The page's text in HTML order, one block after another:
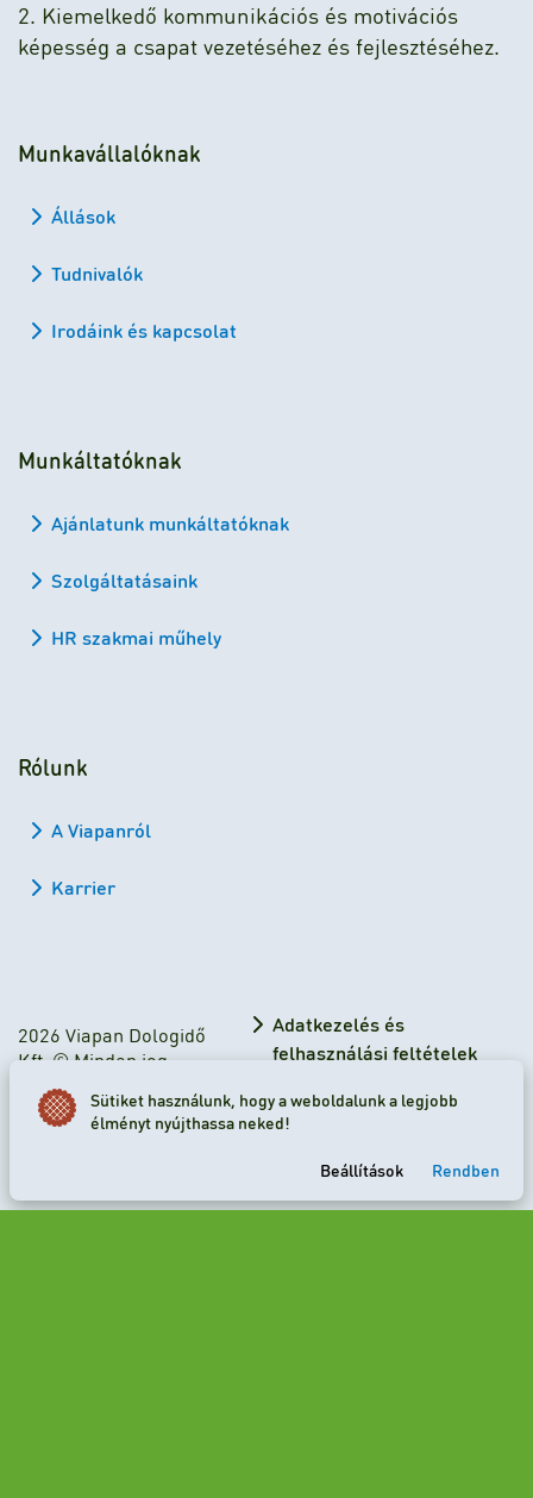
2. Kiemelkedő kommunikációs és motivációs
képesség a csapat vezetéséhez és fejlesztéséhez.
Munkavállalóknak
Állások
Tudnivalók
Irodáink és kapcsolat
Munkáltatóknak
Ajánlatunk munkáltatóknak
Szolgáltatásaink
HR szakmai műhely
Rólunk
A Viapanról
Karrier
2026 Viapan Dologidő
Kft. © Minden jog
fenntartva.
Adatkezelés és
felhasználási feltételek
Adatkezelési tájékoztató
Sütiket használunk, hogy a weboldalunk a legjobb
élményt nyújthassa neked!
Beállítások Rendben